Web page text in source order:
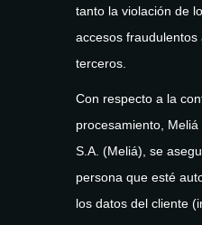
tanto la violación de
accesos
terceros.
Con respecto a la
procesamiento,
S.A. (Meliá), se
persona que esté
los datos del cliente